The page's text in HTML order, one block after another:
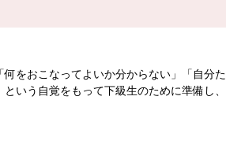
をおこなってよいか分からない」「自分た
いう自覚をもって下級生のために準備し